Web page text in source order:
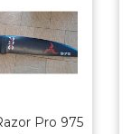
Pro 975